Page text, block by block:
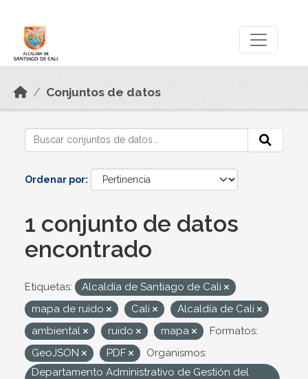
Conjuntos de datos
Ordenar por
1 conjunto de datos
encontrado
Etiquetas:
Alcaldía de Santiago de Cali
mapa de ruido
Cali
Alcaldía de Cali
ambiental
ruido mapa
Formatos:
GeoJSON
PDF
Organismos:
Departamento Administrativo de Gestión del